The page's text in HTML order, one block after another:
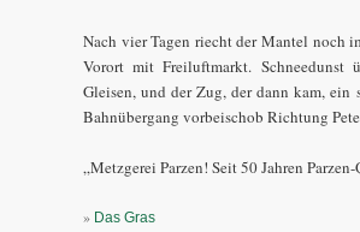
Nach vier Tagen riecht der Mantel noch
Vorort mit Freiluftmarkt. Schneedunst
Gleisen, und der Zug, der dann kam, ein
Bahnübergang vorbeischob Richtung
„Metzgerei Parzen! Seit 50 Jahren
» Das Gras